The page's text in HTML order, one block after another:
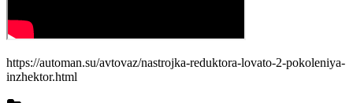
https://automan.su/avtovaz/nastrojka-reduktora-lovato-2-pokoleniya-
inzhektor.html